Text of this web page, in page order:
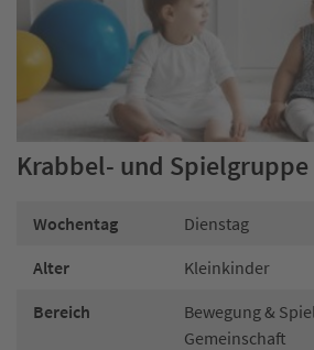
Krabbel- und Spielgruppe
Wochentag
Dienstag
Alter
Kleinkinder
Bereich
Bewegung &
Gemeinschaft